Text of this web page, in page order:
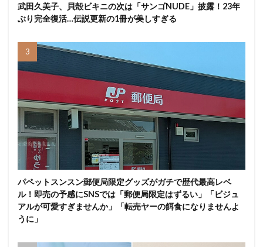
武田久美子、貝殻ビキニの次は「サンゴNUDE」披露！23年
ぶり完全復活…伝説更新の1冊が美しすぎる
パペットスンスン郵便局限定グッズがガチで歴代最高レベ
ル！即売の予感にSNSでは「郵便局限定はずるい」「ビジュ
アルが可愛すぎませんか」「転売ヤーの餌食になりませんよ
うに」